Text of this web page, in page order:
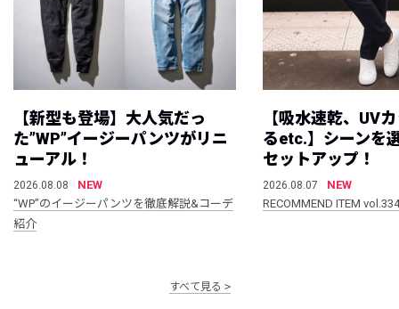
【新型も登場】大人気だっ
た”WP”イージーパンツがリニ
ューアル！
2026.08.08
NEW
“WP”のイージーパンツを徹底解説&コーデ
紹介
【吸水速乾、UV
るetc.】シーンを
セットアップ！
2026.08.07
NEW
RECOMMEND ITEM vol.334
すべて見る